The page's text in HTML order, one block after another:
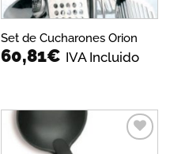
Set de Cucharones Orion
60,81€ IVA Incluido